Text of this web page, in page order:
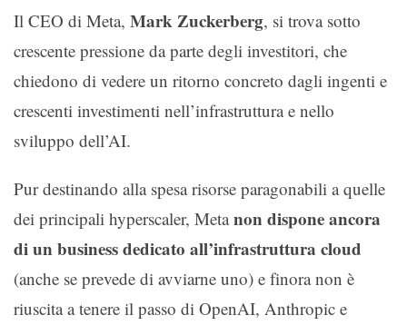
Il CEO di Meta, Mark Zuckerberg, si trova sotto
crescente pressione da parte degli investitori, che
chiedono di vedere un ritorno concreto dagli ingenti e
crescenti investimenti nell’infrastruttura e nello
sviluppo dell’AI.
Pur destinando alla spesa risorse paragonabili a quelle
dei principali hyperscaler, Metanon dispone ancora
di un business dedicato all’infrastruttura cloud
(anche se prevede di avviarne uno) e finora non è
riuscita a tenere il passo di OpenAI, Anthropic e